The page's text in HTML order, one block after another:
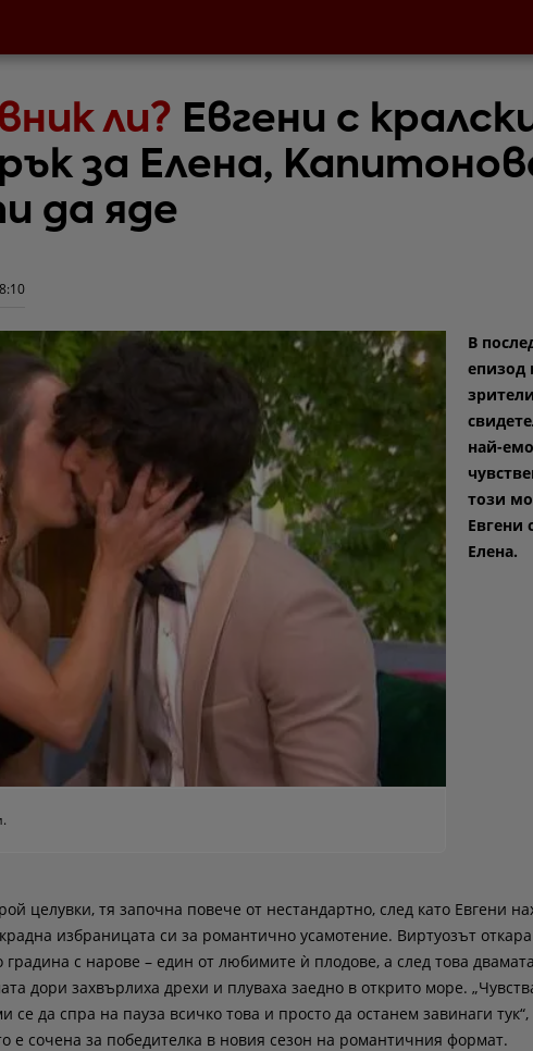
ли? Евгени с
за Елена,
да яде
В
епизод
най-
този
Евгени
Елена.
целувки, тя започна повече от нестандартно, след като Евгени
избраницата си за романтично усамотение. Виртуозът
градина с нарове – един от любимите ѝ плодове, а след това
дори захвърлиха дрехи и плуваха заедно в открито море.
се да спра на пауза всичко това и просто да останем завинаги
е сочена за победителка в новия сезон на романтичния формат.